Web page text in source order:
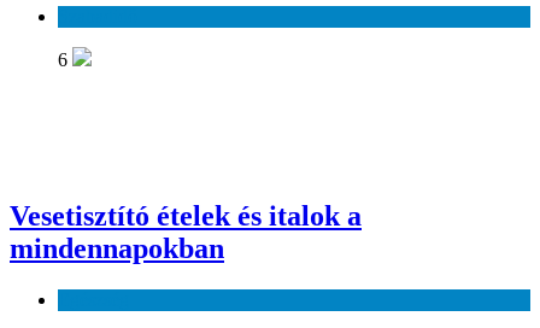
6
Vesetisztító ételek és italok a
mindennapokban